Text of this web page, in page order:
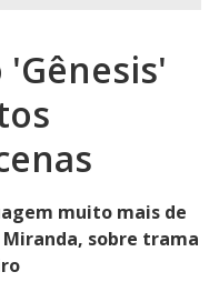
muito mais de
sobre trama